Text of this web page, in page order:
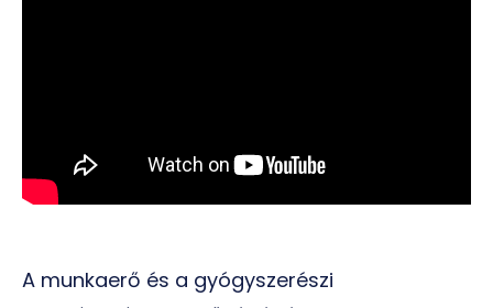
A munkaerő és a gyógyszerészi